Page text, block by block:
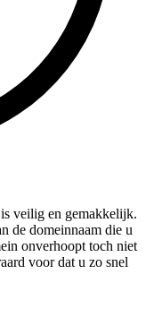
veilig en gemakkelijk.
de domeinnaam die u
onverhoopt toch niet
voor dat u zo snel